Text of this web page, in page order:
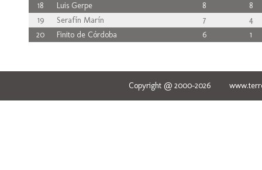
18
Luis Gerpe 8
8
19
Serafín Marín 7
4
20
Finito de Córdoba 6 1
Copyright @ 2000-2026